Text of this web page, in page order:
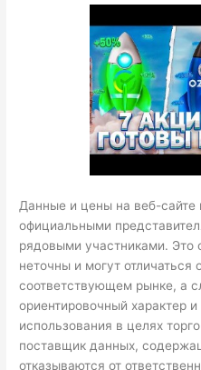
Данные и цены на веб-сайте
официальными
рядовыми участниками. Это
неточны и могут отличаться
соответствующем рынке, а
ориентировочный характер
использования в целях
поставщик данных,
отказываются от